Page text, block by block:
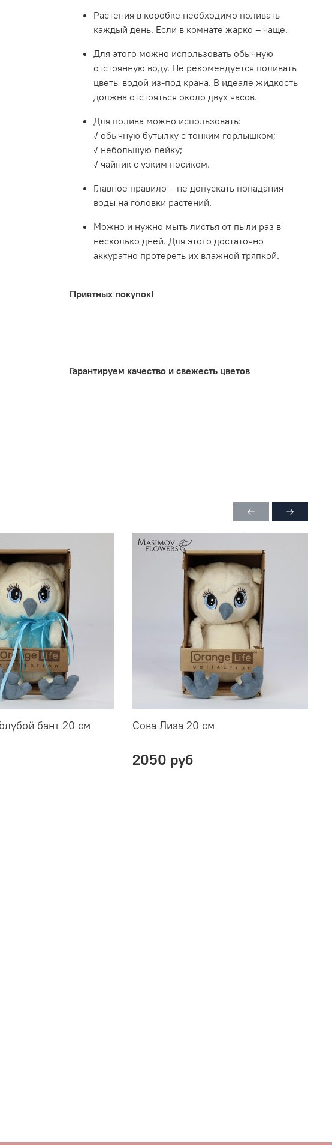
Растения в коробке необходимо поливать
каждый день. Если в комнате жарко – чаще.
Для этого можно использовать обычную
отстоянную воду. Не рекомендуется поливать
цветы водой из-под крана. В идеале жидкость
должна отстояться около двух часов.
Для полива можно использовать:
✓ обычную бутылку с тонким горлышком;
✓ небольшую лейку;
✓ чайник с узким носиком.
Главное правило – не допускать попадания
воды на головки растений.
Можно и нужно мыть листья от пыли раз в
несколько дней. Для этого достаточно
аккуратно протереть их влажной тряпкой.
Приятных покупок!
Гарантируем качество и свежесть цветов
бант 20 см Сова Лиза 20 см
2050 руб